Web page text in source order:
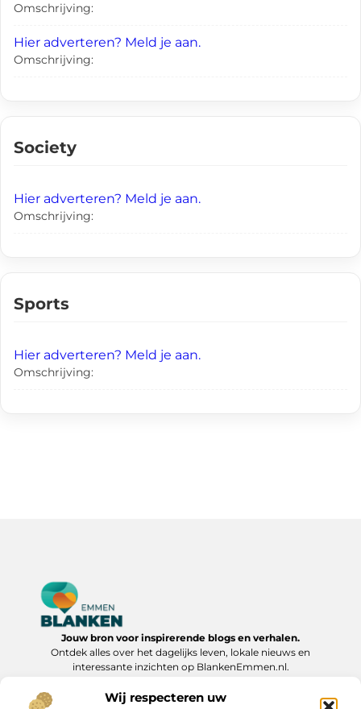
Wij respecteren uw
Omschrijving:
Hier adverteren? Meld je aan.
Omschrijving:
Society
Hier adverteren? Meld je aan.
Omschrijving:
Sports
Hier adverteren? Meld je aan.
Omschrijving:
Jouw bron voor inspirerende blogs en verhalen.
Ontdek alles over het dagelijks leven, lokale nieuws en
interessante inzichten op BlankenEmmen.nl.
Bericht categorie